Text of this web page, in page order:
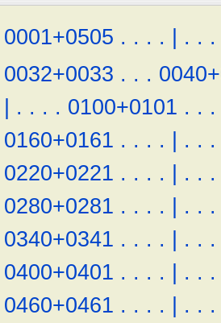
0001+0505 . . . . | . . .
0032+0033 . . .
| . . . . 0100+0101 . . .
0160+0161 . . . . | . . .
0220+0221 . . . . | . . .
0280+0281 . . . . | . . .
0340+0341 . . . . | . . .
0400+0401 . . . . | . . .
0460+0461 . . . . | . . .